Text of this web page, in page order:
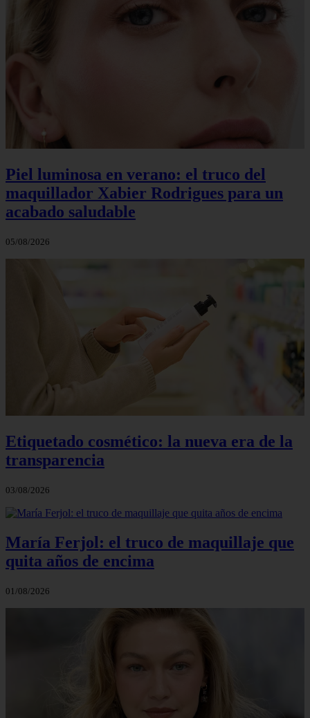
Piel luminosa en verano: el truco del
maquillador Xabier Rodrigues para un
acabado saludable
05/08/2026
Etiquetado cosmético: la nueva era de la
transparencia
03/08/2026
María Ferjol: el truco de maquillaje que
quita años de encima
01/08/2026